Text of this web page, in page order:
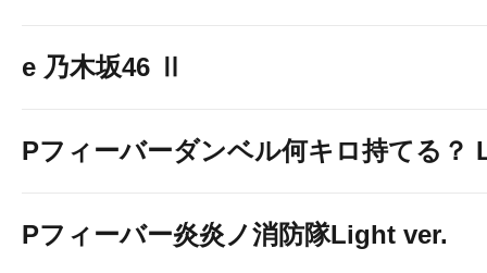
e 乃木坂46 Ⅱ
Pフィーバーダンベル何キロ持てる？
Pフィーバー炎炎ノ消防隊Light ver.